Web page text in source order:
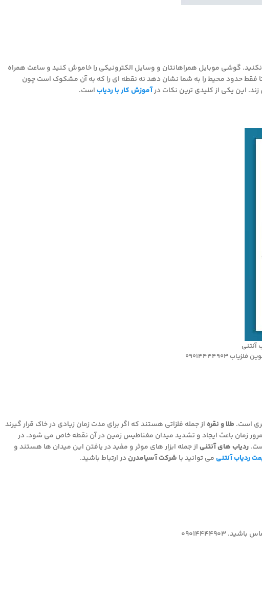
گوشی موبایل همراهانتان و وسایل الکترونیکی را خاموش کنید و ساعت همراه
فقط حدود محیط را به شما نشان دهد نه نقطه ای را که به آن مشکوک است چون
این یکی از کلیدی ترین نکات درآموزش کار با ردیاباست.
آنتنی
09014444903
است. طلا و نقره از جمله فلزاتی هستند که اگر برای مدت زمان زیادی در خاک قرار گیرند
زمان باعث ایجاد و تشدید میدان مغناطیس زمین در آن نقطه خاص می شود. در
ردیاب های آنتنیاز جمله ابزار های موثر و مفید در یافتن این میدان ها هستند و
ردیاب آنتنیمی توانید با شرکت آسیامدرندر ارتباط باشید.
09014444903